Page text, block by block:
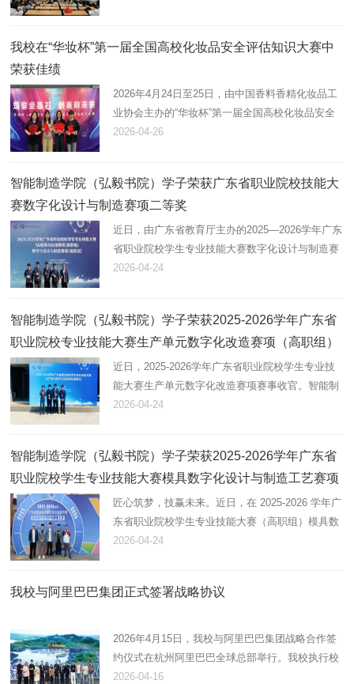
我校在“华妆杯”第一届全国高校化妆品安全评估知识大赛中
荣获佳绩
2026年4月24日至25日，由中国香料香精化妆品工
业协会主办的“华妆杯”第一届全国高校化妆品安全
评估知识大赛圆满落幕。我校获优秀组织奖，药学
2026-04-26
智能制造学院（弘毅书院）学子荣获广东省职业院校技能大
赛数字化设计与制造赛项二等奖
近日，由广东省教育厅主办的2025—2026学年广东
省职业院校学生专业技能大赛数字化设计与制造赛
项（高职组）获奖结果揭晓。由智能制造学院（弘
2026-04-24
智能制造学院（弘毅书院）学子荣获2025-2026学年广东省
职业院校专业技能大赛生产单元数字化改造赛项（高职组）
三等奖
近日，2025-2026学年广东省职业院校学生专业技
能大赛生产单元数字化改造赛项赛事收官。智能制
造学院（弘毅书院）参赛队伍凭借扎实的专业功底
2026-04-24
智能制造学院（弘毅书院）学子荣获2025-2026学年广东省
职业院校学生专业技能大赛模具数字化设计与制造工艺赛项
二等奖
匠心筑梦，技赢未来。近日，在 2025-2026 学年广
东省职业院校学生专业技能大赛（高职组）模具数
字化设计与制造工艺赛项中，智能制造学院（弘毅
2026-04-24
我校与阿里巴巴集团正式签署战略协议
2026年4月15日，我校与阿里巴巴集团战略合作签
约仪式在杭州阿里巴巴全球总部举行。我校执行校
长李峻，副校长翟树芹，相关职能部门、二级学院
2026-04-16